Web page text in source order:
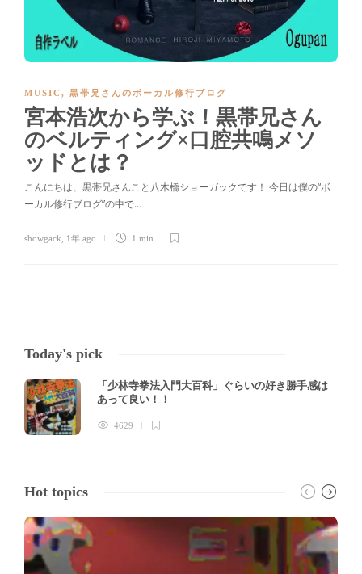
MUSIC , 黒帯兄さんのボーカル修行ブログ
宮本浩次から学ぶ！黒帯兄さん
のベルティング×口腔共鳴メソ
ッドとは？
こんにちは、黒帯兄さんこと八木橋ショーガックです！ 今日は僕の“ボ
ーカル修行ブログ”の中で…
showgack 1年 ago 1 min
Today's pick
「少林寺拳法入門大百科」ぐらいの好き勝手感は
あって良い！！
4629
Hot topics